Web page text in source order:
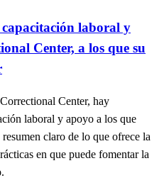
laboral y
Center, a los que su
Center, hay
laboral y apoyo a los que
claro de lo que ofrece la
en que puede fomentar la